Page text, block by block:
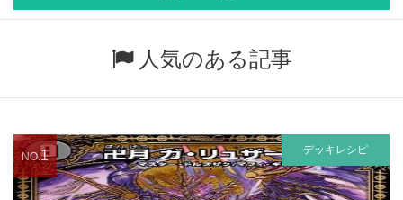
人気のある記事
デッキレシピ
NO.1